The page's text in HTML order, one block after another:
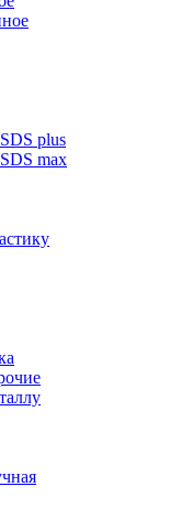
plus
max